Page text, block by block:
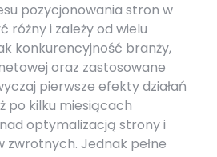
pozycjonowania stron w
różny i zależy od wielu
konkurencyjność branży,
oraz zastosowane
pierwsze efekty działań
po kilku miesiącach
optymalizacją strony i
zwrotnych. Jednak pełne